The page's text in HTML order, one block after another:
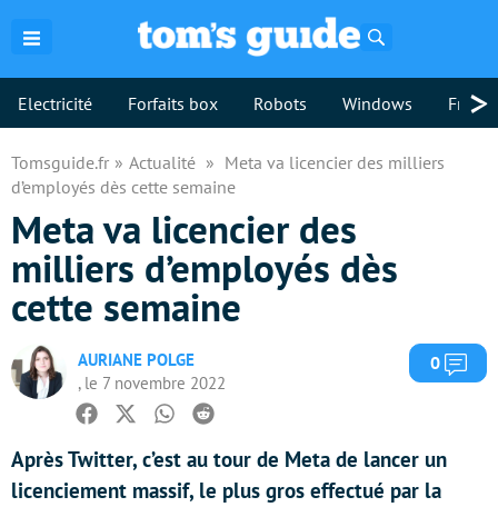
Electricité Forfaits box Robots Windows >
Tomsguide.fr Actualité
Meta va licencier des milliers
d’employés dès cette semaine
Meta va licencier des
milliers d’employés dès
cette semaine
AURIANE POLGE
, le 7 novembre 2022
0
Facebook
TwitterWhatsapp
Reddit
Après Twitter, c’est au tour de Meta de lancer un
licenciement massif, le plus gros effectué par la